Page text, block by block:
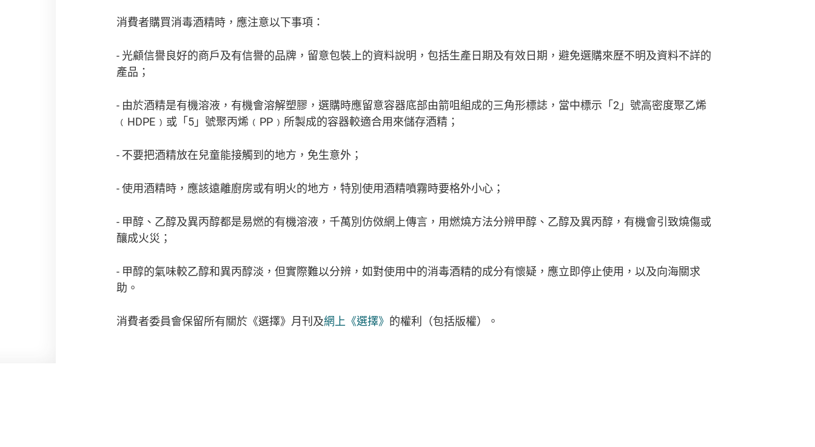
消費者購買消毒酒精時，應注意以下事項：
- 光顧信譽良好的商戶及有信譽的品牌，留意包裝上的資料說明，包括生產日期及有效日期，避免選購來歷不明及資料不詳的
產品；
- 由於酒精是有機溶液，有機會溶解塑膠，選購時應留意容器底部由箭咀組成的三角形標誌，當中標示「2」號高密度聚乙烯
﹙HDPE﹚或「5」號聚丙烯﹙PP﹚所製成的容器較適合用來儲存酒精；
- 不要把酒精放在兒童能接觸到的地方，免生意外；
- 使用酒精時，應該遠離廚房或有明火的地方，特別使用酒精噴霧時要格外小心；
- 甲醇、乙醇及異丙醇都是易燃的有機溶液，千萬別仿傚網上傳言，用燃燒方法分辨甲醇、乙醇及異丙醇，有機會引致燒傷或
釀成火災；
- 甲醇的氣味較乙醇和異丙醇淡，但實際難以分辨，如對使用中的消毒酒精的成分有懷疑，應立即停止使用，以及向海關求
助。
消費者委員會保留所有關於《選擇》月刊及網上《選擇》 的權利（包括版權）。